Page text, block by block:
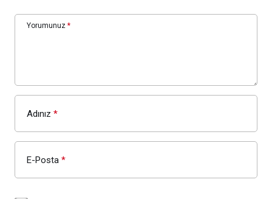
Yorumunuz *
Adınız *
E-Posta *